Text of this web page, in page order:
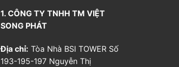
1. CÔNG TY TNHH TM VIỆT
SONG PHÁT
Địa chỉ: Tòa Nhà BSI TOWER Số
193-195-197 Nguyễn Thị